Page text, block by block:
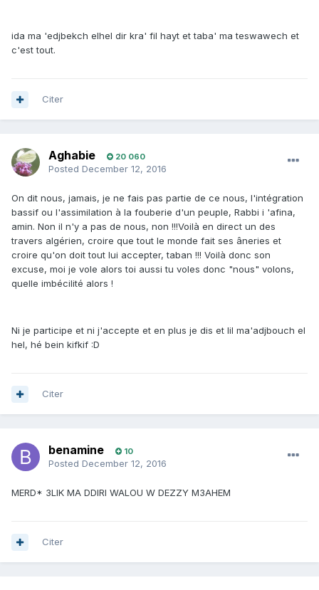
ida ma 'edjbekch elhel dir kra' fil hayt et taba' ma teswawech et
c'est tout.
Citer
Aghabie 20 060
Posted December 12, 2016
On dit nous, jamais, je ne fais pas partie de ce nous, l'intégration
bassif ou l'assimilation à la fouberie d'un peuple, Rabbi i 'afina,
amin. Non il n'y a pas de nous, non !!!Voilà en direct un des
travers algérien, croire que tout le monde fait ses âneries et
croire qu'on doit tout lui accepter, taban !!! Voilà donc son
excuse, moi je vole alors toi aussi tu voles donc "nous" volons,
quelle imbécilité alors !
Ni je participe et ni j'accepte et en plus je dis et lil ma'adjbouch el
hel, hé bein kifkif :D
Citer
benamine 10
Posted December 12, 2016
MERD* 3LIK MA DDIRI WALOU W DEZZY M3AHEM
Citer